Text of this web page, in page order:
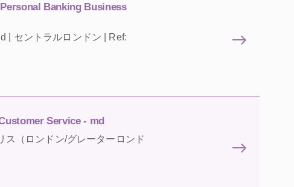
Banking Business
| セントラルロンドン | Ref:
Service - md
（ロンドン/グレーターロンド